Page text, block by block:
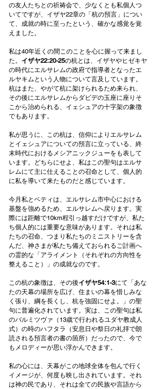
の友人たちとの祈祷会で、少なくとも私個人つ
いてですが、イザヤ22章の「杭の預言」につい
て、成就の時に至ったという、確かな感覚を覚
えました。
私は40年近くの間このことを心に握って来まし
た。 イザヤ22:20-25の杭とは、イザヤやヒゼキヤ
の時代にエルサレムの政府で指導者となったエ
ルヤキムという人物について言及しています。
杭はまた、やがて杭に架けられるため来られ、
その後にエルサレムからダビデの玉座に座りそ
こから治められる、イェシュアの十字架の象徴
でもあります。
私が思うに、この杭は、信仰によりエルサレム
とイェシュアについての預言に立っている、終
末時代におけるメシアニックジューをも表して
います。どちらにせよ、私はこの聖句はエルサ
レムにて主に仕えることの召命として、個人的
に私を導いて来たものだと感じています。
今月私とベティは、エルサレム市中心における
基盤を強めるため、エルサレムへ戻ります。実
際には距離で10km程引っ越すだけですが、私た
ち個人的には重要な意味があります。それは私
たちの召命、つまり私たちのミニストリーを含
んだ、神さまが私たち備えておられるご計画へ
の霊的な「アライメント（それぞれの方向性を
整えること）」の成就なのです。
この杭の象徴は、その後イザヤ54:1-3にて「あな
たの天幕の場所を広げ、住まいの幕を惜しみな
く張り、綱を長くし、杭を強固にせよ。」の聖
句に普遍化されています。実は、この聖句は私
のバルミツヴァ（13歳で行われるユダヤ教成人
式）の時のハフタラ（安息日や祭日の礼拝で朗
読される預言者の書の箇所）だったので、今で
もメロディーが思い浮かんできます。
私の心には、天幕がこの地球全体を包んで行く
イメージが、何度も映し出されています。それ
は神の民であり、それは全ての民族や言語から